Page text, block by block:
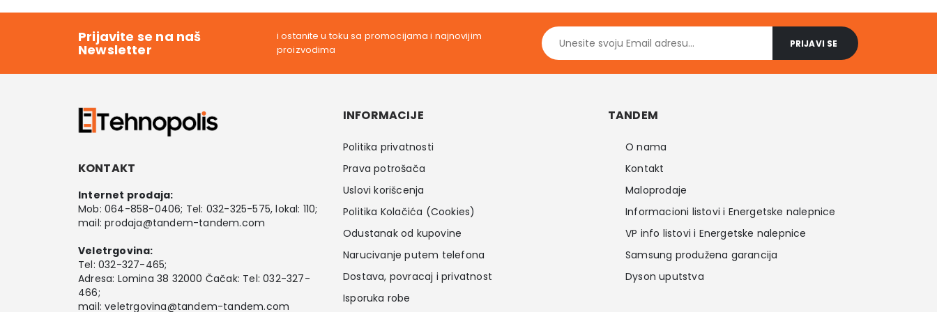
RSD.499,00 RSD. 895,00 RSD.799,00 RSD.
Prijavite se na naš
Newsletter
i ostanite u toku sa promocijama i najnovijim
proizvodima
KONTAKT
Internet prodaja:
Mob: 064-858-0406; Tel: 032-325-575, lokal: 110;
mail:prodaja@tandem-tandem.com
Veletrgovina:
Tel: 032-327-465;
Adresa: Lomina 38 32000 Čačak: Tel: 032-327-
466;
mail:veletrgovina@tandem-tandem.com
INFORMACIJE
Politika privatnosti
Prava potrošača
Uslovi korišcenja
Politika Kolačića (Cookies)
Odustanak od kupovine
Narucivanje putem telefona
Dostava, povracaj i privatnost
Isporuka robe
TANDEM
O nama
Kontakt
Maloprodaje
Informacioni listovi i Energetske nalepnice
VP info listovi i Energetske nalepnice
Samsung produžena garancija
Dyson uputstva